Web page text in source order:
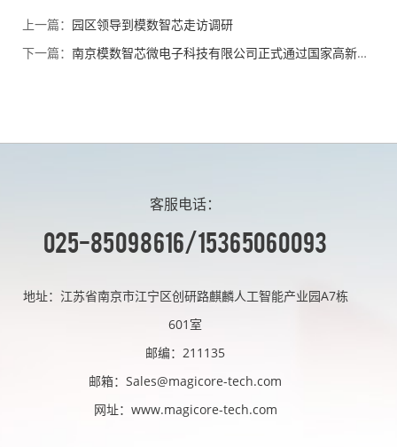
上一篇： 园区领导到模数智芯走访调研
下一篇： 南京模数智芯微电子科技有限公司正式通过国家高新技术企业认定
客服电话：
025-85098616/15365060093
地址：江苏省南京市江宁区创研路麒麟人工智能产业园A7栋
601室
邮编：211135
邮箱：Sales@magicore-tech.com
网址：www.magicore-tech.com